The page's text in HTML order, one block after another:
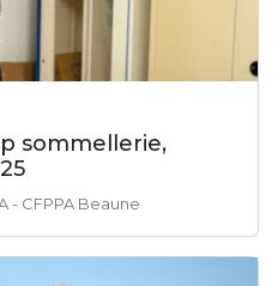
sommellerie,
- CFPPA Beaune